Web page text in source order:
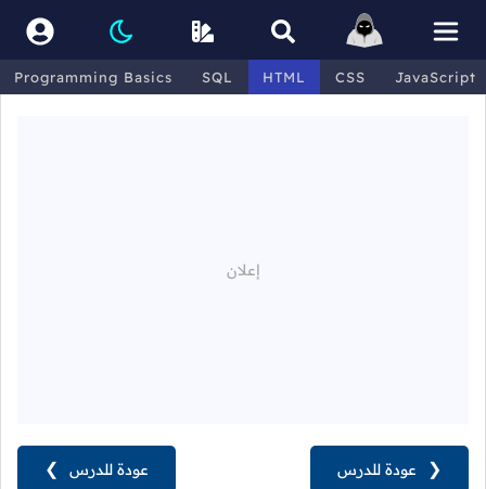
Programming Basics SQL HTML CSS JavaScript
عودة للدرس ❯ ❮ عودة للدرس